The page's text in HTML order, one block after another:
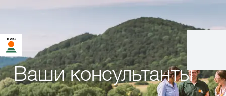
Ваши консультанты